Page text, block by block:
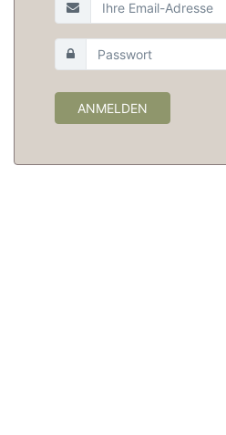
ANMELDEN